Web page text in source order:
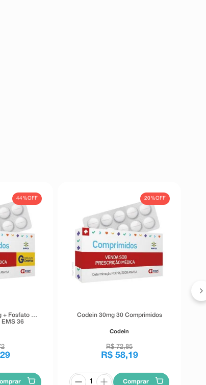
44%OFF
+ Fosfato de
EMS 36
29
20%OFF
Codein 30mg 30 Comprimidos
Codein
R$ 72,85
R$ 58,19
Comprar